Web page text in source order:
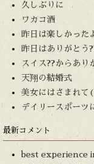
久しぶりに
ワカコ酒
昨日は楽しかった
昨日はありがとう
スイス??からあり
天翔の結婚式
美女にはさまれて
デイリースポーツ
最新コメント
best experience